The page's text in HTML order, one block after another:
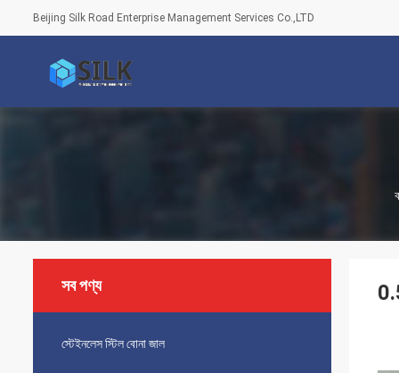
Beijing Silk Road Enterprise Management Services Co.,LTD
সব পণ্য
স্টেইনলেস স্টিল বোনা জাল